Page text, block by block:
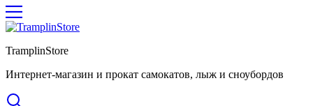
TramplinStore
Интернет-магазин и прокат самокатов, лыж и сноубордов